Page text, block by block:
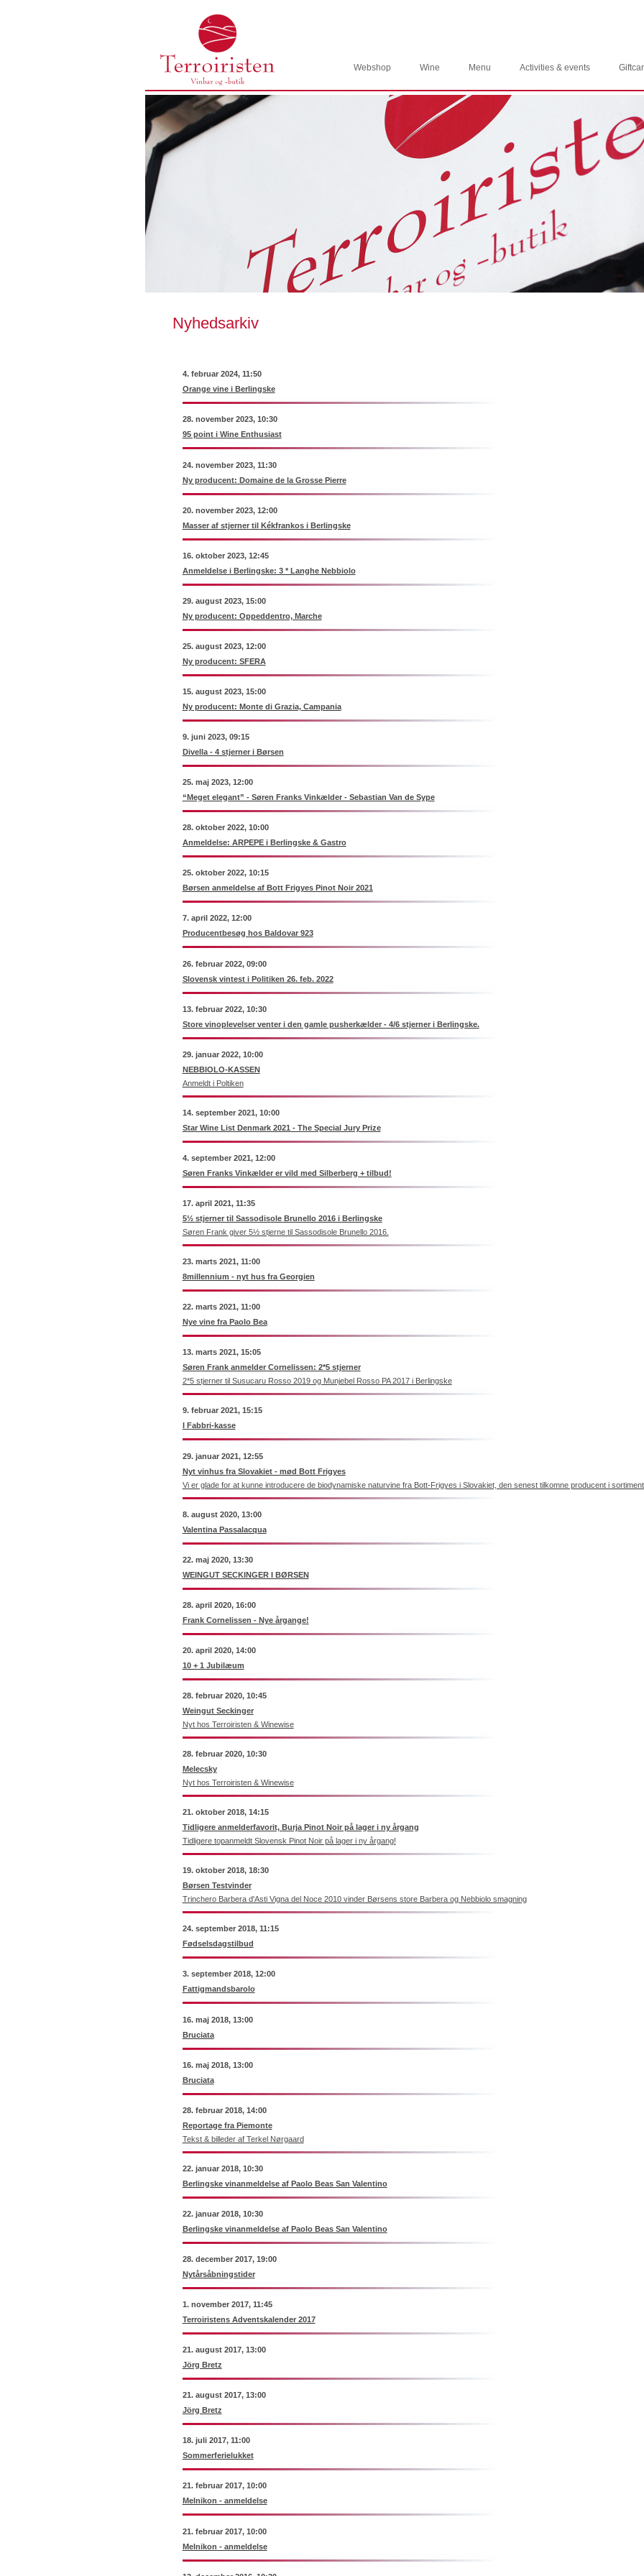
Webshop Wine Menu Activities & events
Nyhedsarkiv
4. februar 2024, 11:50
Orange vine i Berlingske
28. november 2023, 10:30
95 point i Wine Enthusiast
24. november 2023, 11:30
Ny producent: Domaine de la Grosse Pierre
20. november 2023, 12:00
Masser af stjerner til Kékfrankos i Berlingske
16. oktober 2023, 12:45
Anmeldelse i Berlingske: 3 * Langhe Nebbiolo
29. august 2023, 15:00
Ny producent: Oppeddentro, Marche
25. august 2023, 12:00
Ny producent: SFERA
15. august 2023, 15:00
Ny producent: Monte di Grazia, Campania
9. juni 2023, 09:15
Divella - 4 stjerner i Børsen
25. maj 2023, 12:00
“Meget elegant” - Søren Franks Vinkælder - Sebastian Van de Sype
28. oktober 2022, 10:00
Anmeldelse: ARPEPE i Berlingske & Gastro
25. oktober 2022, 10:15
Børsen anmeldelse af Bott Frigyes Pinot Noir 2021
7. april 2022, 12:00
Producentbesøg hos Baldovar 923
26. februar 2022, 09:00
Slovensk vintest i Politiken 26. feb. 2022
13. februar 2022, 10:30
Store vinoplevelser venter i den gamle pusherkælder - 4/6 stjerner i Berlingske.
29. januar 2022, 10:00
NEBBIOLO-KASSEN
Anmeldt i Poltiken
14. september 2021, 10:00
Star Wine List Denmark 2021 - The Special Jury Prize
4. september 2021, 12:00
Søren Franks Vinkælder er vild med Silberberg + tilbud!
17. april 2021, 11:35
5½ stjerner til Sassodisole Brunello 2016 i Berlingske
Søren Frank giver 5½ stjerne til Sassodisole Brunello 2016.
23. marts 2021, 11:00
8millennium - nyt hus fra Georgien
22. marts 2021, 11:00
Nye vine fra Paolo Bea
13. marts 2021, 15:05
Søren Frank anmelder Cornelissen: 2*5 stjerner
2*5 stjerner til Susucaru Rosso 2019 og Munjebel Rosso PA 2017 i Berlingske
9. februar 2021, 15:15
I Fabbri-kasse
29. januar 2021, 12:55
Nyt vinhus fra Slovakiet - mød Bott Frigyes
Vi er glade for at kunne introducere de biodynamiske naturvine fra Bott-Frigyes i Slovakiet, den senest tilkomne producent i
8. august 2020, 13:00
Valentina Passalacqua
22. maj 2020, 13:30
WEINGUT SECKINGER I BØRSEN
28. april 2020, 16:00
Frank Cornelissen - Nye årgange!
20. april 2020, 14:00
10 + 1 Jubilæum
28. februar 2020, 10:45
Weingut Seckinger
Nyt hos Terroiristen & Winewise
28. februar 2020, 10:30
Melecsky
Nyt hos Terroiristen & Winewise
21. oktober 2018, 14:15
Tidligere anmelderfavorit, Burja Pinot Noir på lager i ny årgang
Tidligere topanmeldt Slovensk Pinot Noir på lager i ny årgang!
19. oktober 2018, 18:30
Børsen Testvinder
Trinchero Barbera d'Asti Vigna del Noce 2010 vinder Børsens store Barbera og Nebbiolo smagning
24. september 2018, 11:15
Fødselsdagstilbud
3. september 2018, 12:00
Fattigmandsbarolo
16. maj 2018, 13:00
Bruciata
16. maj 2018, 13:00
Bruciata
28. februar 2018, 14:00
Reportage fra Piemonte
Tekst & billeder af Terkel Nørgaard
22. januar 2018, 10:30
Berlingske vinanmeldelse af Paolo Beas San Valentino
22. januar 2018, 10:30
Berlingske vinanmeldelse af Paolo Beas San Valentino
28. december 2017, 19:00
Nytårsåbningstider
1. november 2017, 11:45
Terroiristens Adventskalender 2017
21. august 2017, 13:00
Jörg Bretz
21. august 2017, 13:00
Jörg Bretz
18. juli 2017, 11:00
Sommerferielukket
21. februar 2017, 10:00
Melnikon - anmeldelse
21. februar 2017, 10:00
Melnikon - anmeldelse